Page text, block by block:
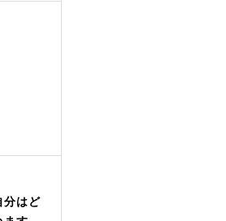
分はど